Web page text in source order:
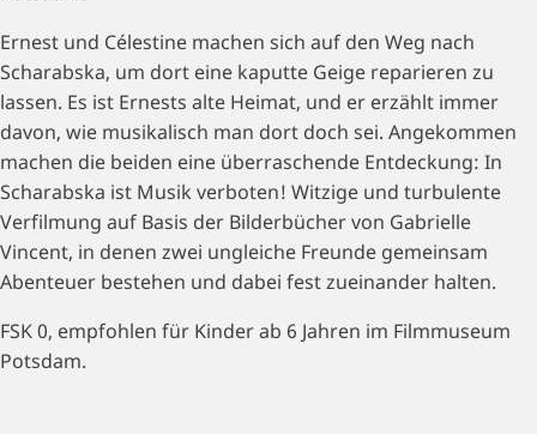
Ernest und Célestine machen sich auf den Weg nach
Scharabska, um dort eine kaputte Geige reparieren zu
lassen. Es ist Ernests alte Heimat, und er erzählt immer
davon, wie musikalisch man dort doch sei. Angekommen
machen die beiden eine überraschende Entdeckung: In
Scharabska ist Musik verboten! Witzige und turbulente
Verfilmung auf Basis der Bilderbücher von Gabrielle
Vincent, in denen zwei ungleiche Freunde gemeinsam
Abenteuer bestehen und dabei fest zueinander halten.
FSK 0, empfohlen für Kinder ab 6 Jahren im Filmmuseum
Potsdam.